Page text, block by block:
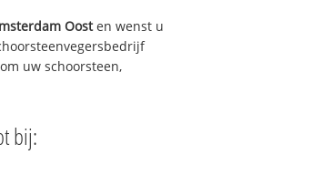
Oosten wenst u
uw schoorsteen,
bij: